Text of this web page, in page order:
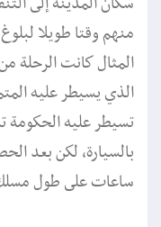
منهم وقتا طويلا
المثال كانت الرحلة
الذي يسيطر عليه
تسيطر عليه
بالسيارة، لكن بعد
ساعات على طول